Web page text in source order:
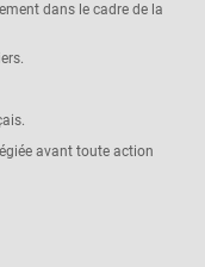
dans le cadre de la
avant toute action